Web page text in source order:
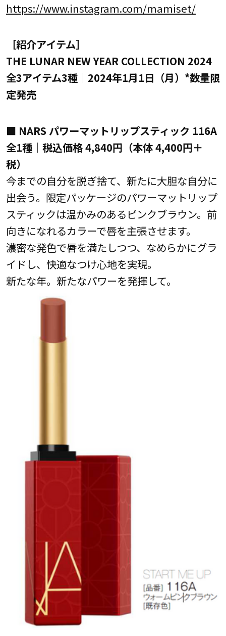
https://www.instagram.com/mamiset/
［紹介アイテム］
THE LUNAR NEW YEAR COLLECTION 2024
全3アイテム3種│2024年1月1日（月）*数量限
定発売
■ NARS パワーマットリップスティック 116A
全1種│税込価格 4,840円（本体 4,400円＋
税）
今までの自分を脱ぎ捨て、新たに大胆な自分に
出会う。限定パッケージのパワーマットリップ
スティックは温かみのあるピンクブラウン。前
向きになれるカラーで唇を主張させます。
濃密な発色で唇を満たしつつ、なめらかにグラ
イドし、快適なつけ心地を実現。
新たな年。新たなパワーを発揮して。